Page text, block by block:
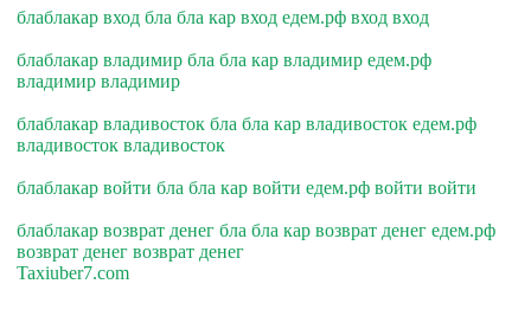
блаблакар вход бла бла кар вход едем.рф вход вход
блаблакар владимир бла бла кар владимир едем.рф
владимир владимир
блаблакар владивосток бла бла кар владивосток едем.рф
владивосток владивосток
блаблакар войти бла бла кар войти едем.рф войти войти
блаблакар возврат денег бла бла кар возврат денег едем.рф
возврат денег возврат денег
Taxiuber7.com